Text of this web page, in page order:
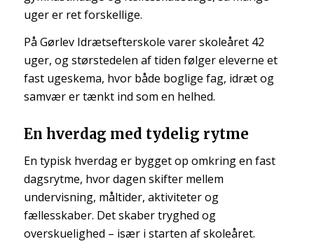
uger er ret forskellige.
På Gørlev Idrætsefterskole varer skoleåret 42
uger, og størstedelen af tiden følger eleverne et
fast ugeskema, hvor både boglige fag, idræt og
samvær er tænkt ind som en helhed.
En hverdag med tydelig rytme
En typisk hverdag er bygget op omkring en fast
dagsrytme, hvor dagen skifter mellem
undervisning, måltider, aktiviteter og
fællesskaber. Det skaber tryghed og
overskuelighed – især i starten af skoleåret.